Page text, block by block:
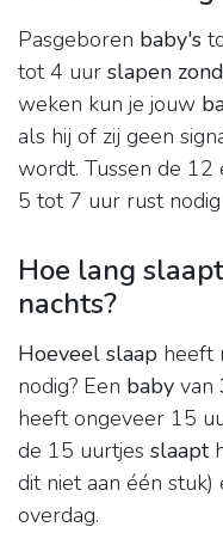
Pasgeboren baby's
tot 4 uur slapen
weken kun je jouw
als hij of zij geen
wordt. Tussen de
5 tot 7 uur rust
Hoe lang
nachts?
Hoeveel slaap heeft
nodig? Een baby van
heeft ongeveer 15
de 15 uurtjes slaapt
dit niet aan één
overdag.